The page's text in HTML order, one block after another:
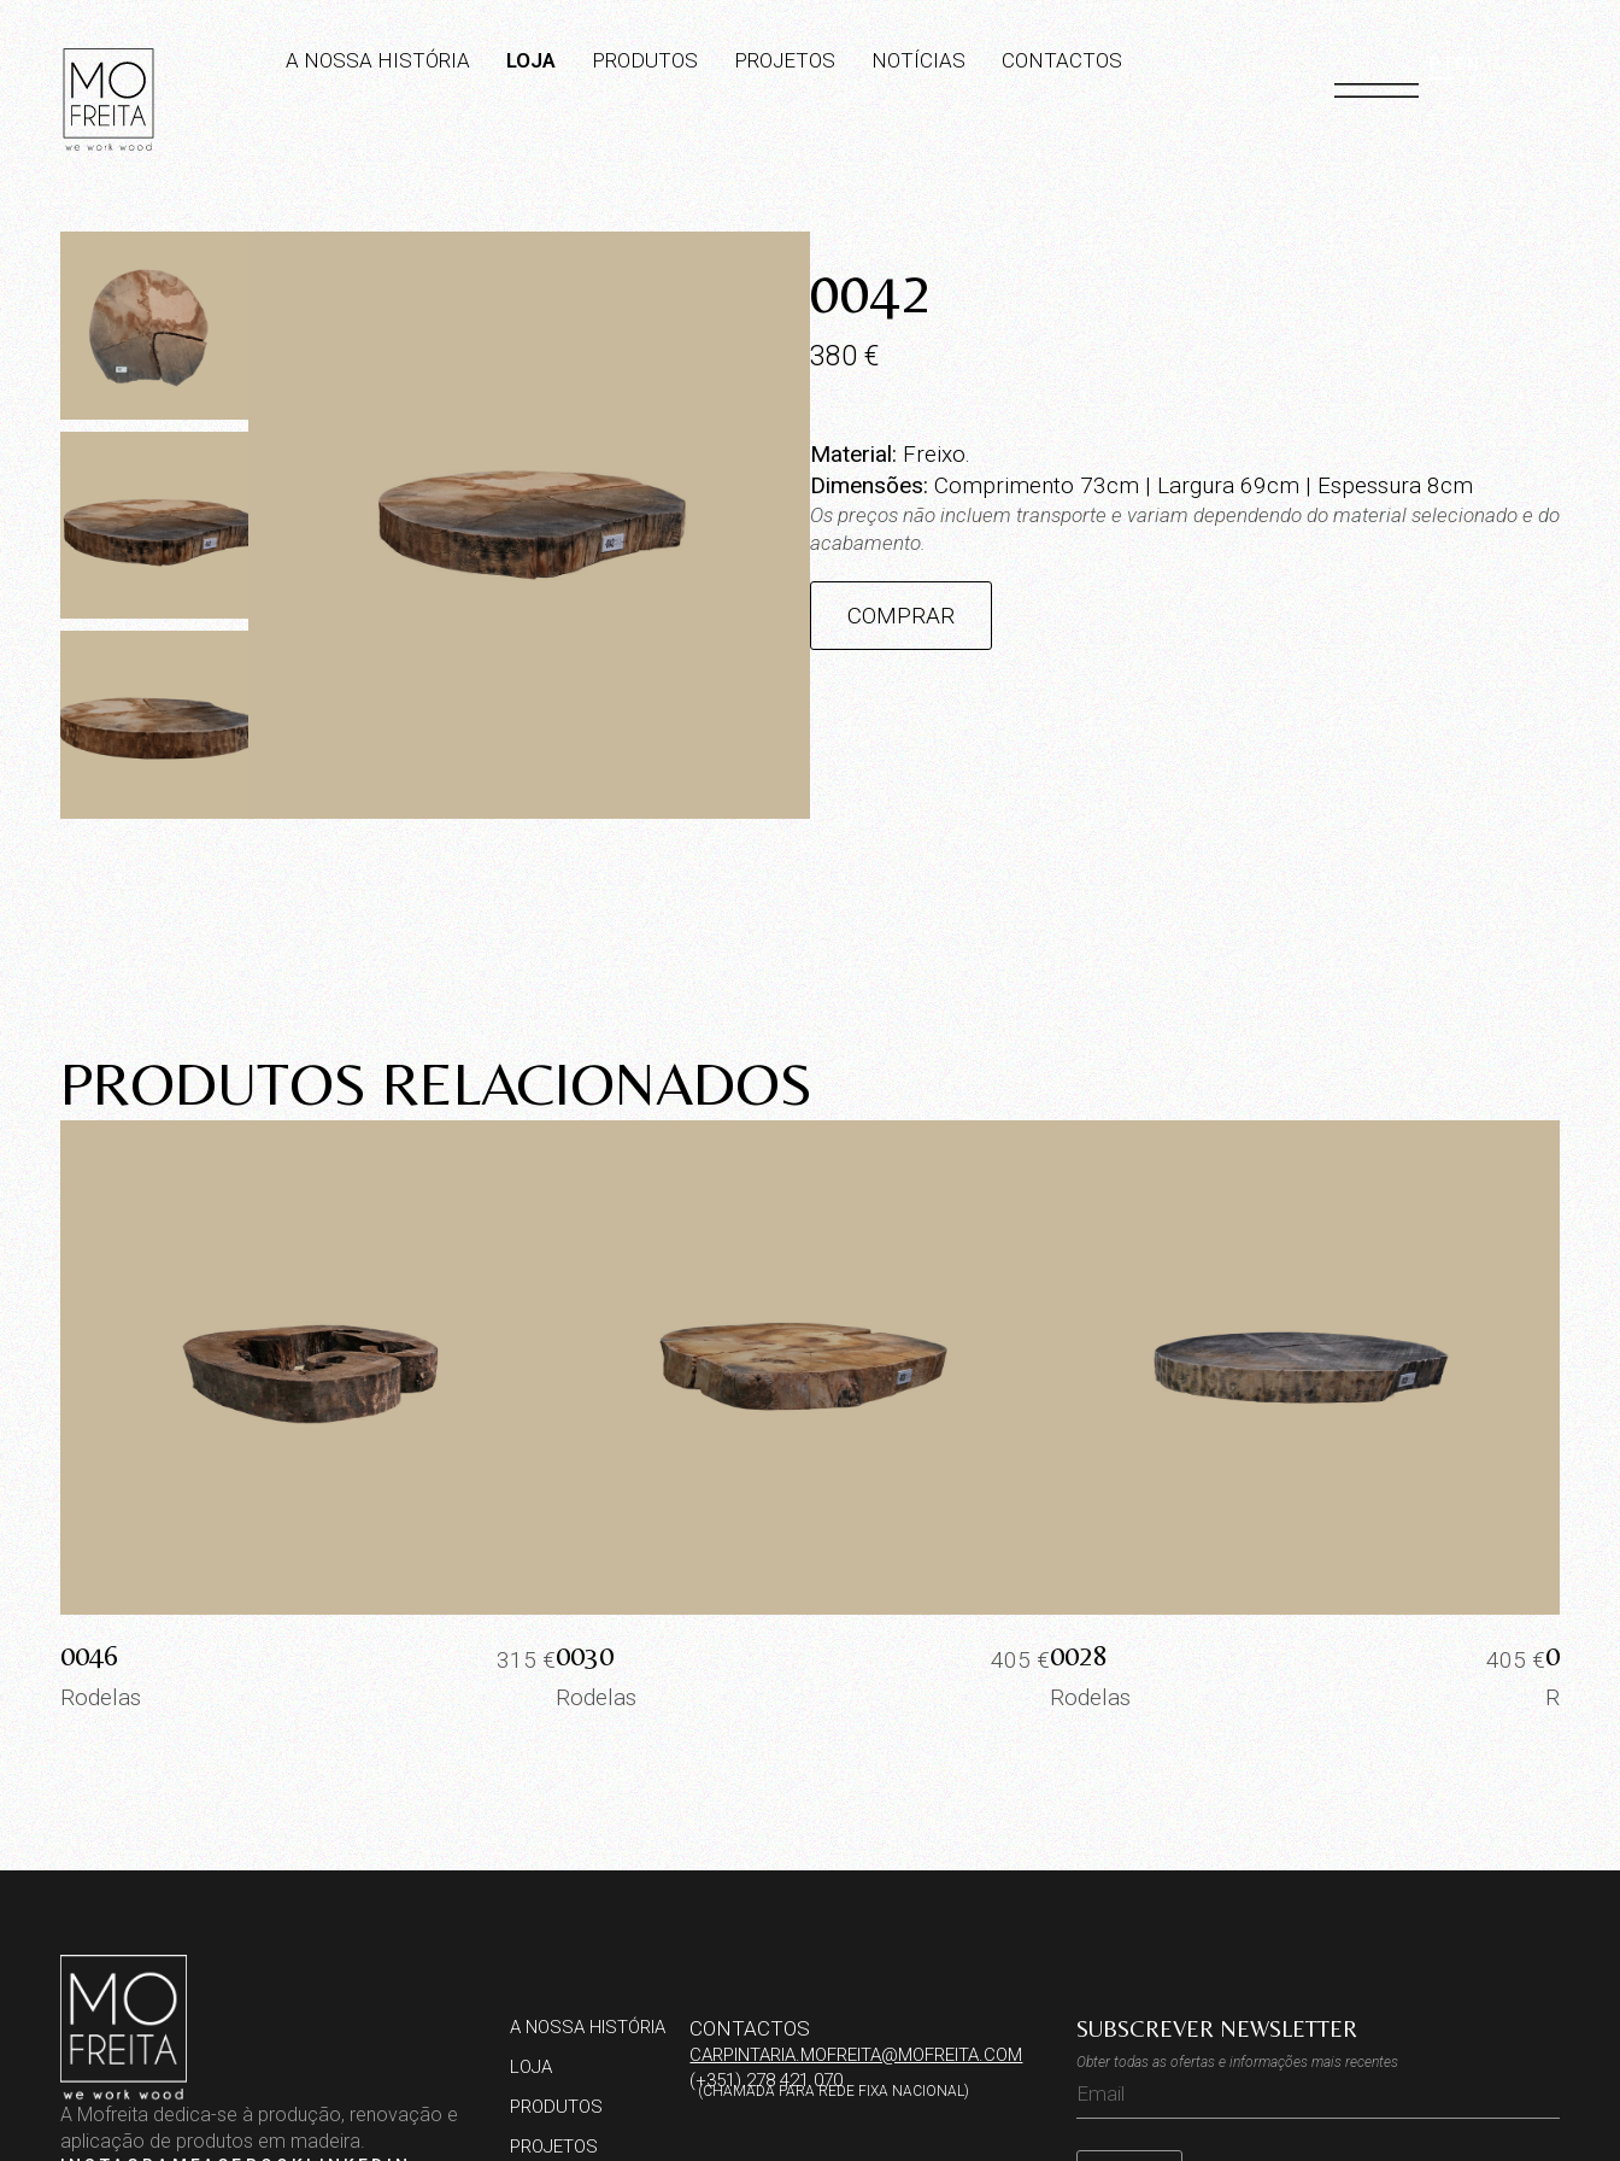
A NOSSA HISTÓRIA LOJA PRODUTOS PROJETOS NOTÍCIAS CONTACTOS PT EN
0042
380€
Material: Freixo.
Dimensões: Comprimento 73cm | Largura 69cm | Espessura 8cm
Os preços não incluem transporte e variam dependendo do material selecionado e do
acabamento.
COMPRAR
PRODUTOS RELACIONADOS
0046 315 €
Rodelas
0030 405 €
Rodelas
0028 405€
Rodelas
0024
A Mofreita dedica-se à produção, renovação e
aplicação de produtos em madeira.
A NOSSA HISTÓRIA
LOJA
PRODUTOS
PROJETOS
CONTACTOS
CARPINTARIA.MOFREITA@MOFREITA.COM
(+351) 278 421 070
(CHAMADA PARA REDE FIXA NACIONAL)
SUBSCREVER NEWSLETTER
Obter todas as ofertas e informações mais recentes